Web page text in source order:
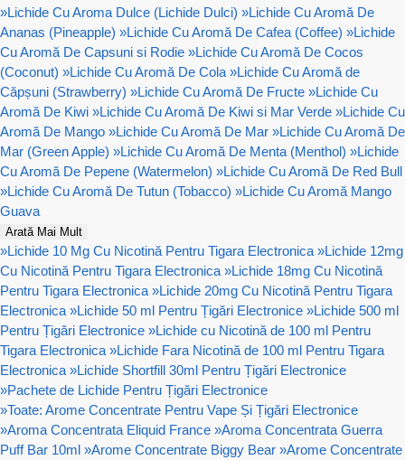
»Lichide Cu Aroma Dulce (Lichide Dulci) »Lichide Cu Aromă De
Ananas (Pineapple) »Lichide Cu Aromă De Cafea (Coffee) »Lichide
Cu Aromă De Capsuni si Rodie »Lichide Cu Aromă De Cocos
(Coconut) »Lichide Cu Aromă De Cola »Lichide Cu Aromă de
Căpșuni (Strawberry) »Lichide Cu Aromă De Fructe »Lichide Cu
Aromă De Kiwi »Lichide Cu Aromă De Kiwi si Mar Verde »Lichide Cu
Aromă De Mango »Lichide Cu Aromă De Mar »Lichide Cu Aromă De
Mar (Green Apple) »Lichide Cu Aromă De Menta (Menthol) »Lichide
Cu Aromă De Pepene (Watermelon) »Lichide Cu Aromă De Red Bull
»Lichide Cu Aromă De Tutun (Tobacco) »Lichide Cu Aromă Mango
Guava
Arată Mai Mult
»Lichide 10 Mg Cu Nicotină Pentru Tigara Electronica »Lichide 12mg
Cu Nicotină Pentru Tigara Electronica »Lichide 18mg Cu Nicotină
Pentru Tigara Electronica »Lichide 20mg Cu Nicotină Pentru Tigara
Electronica »Lichide 50 ml Pentru Țigări Electronice »Lichide 500 ml
Pentru Țigări Electronice »Lichide cu Nicotină de 100 ml Pentru
Tigara Electronica »Lichide Fara Nicotină de 100 ml Pentru Tigara
Electronica »Lichide Shortfill 30ml Pentru Țigări Electronice
»Pachete de Lichide Pentru Țigări Electronice
»Toate: Arome Concentrate Pentru Vape Și Țigări Electronice
»Aroma Concentrata Eliquid France »Aroma Concentrata Guerra
Puff Bar 10ml »Arome Concentrate Biggy Bear »Arome Concentrate